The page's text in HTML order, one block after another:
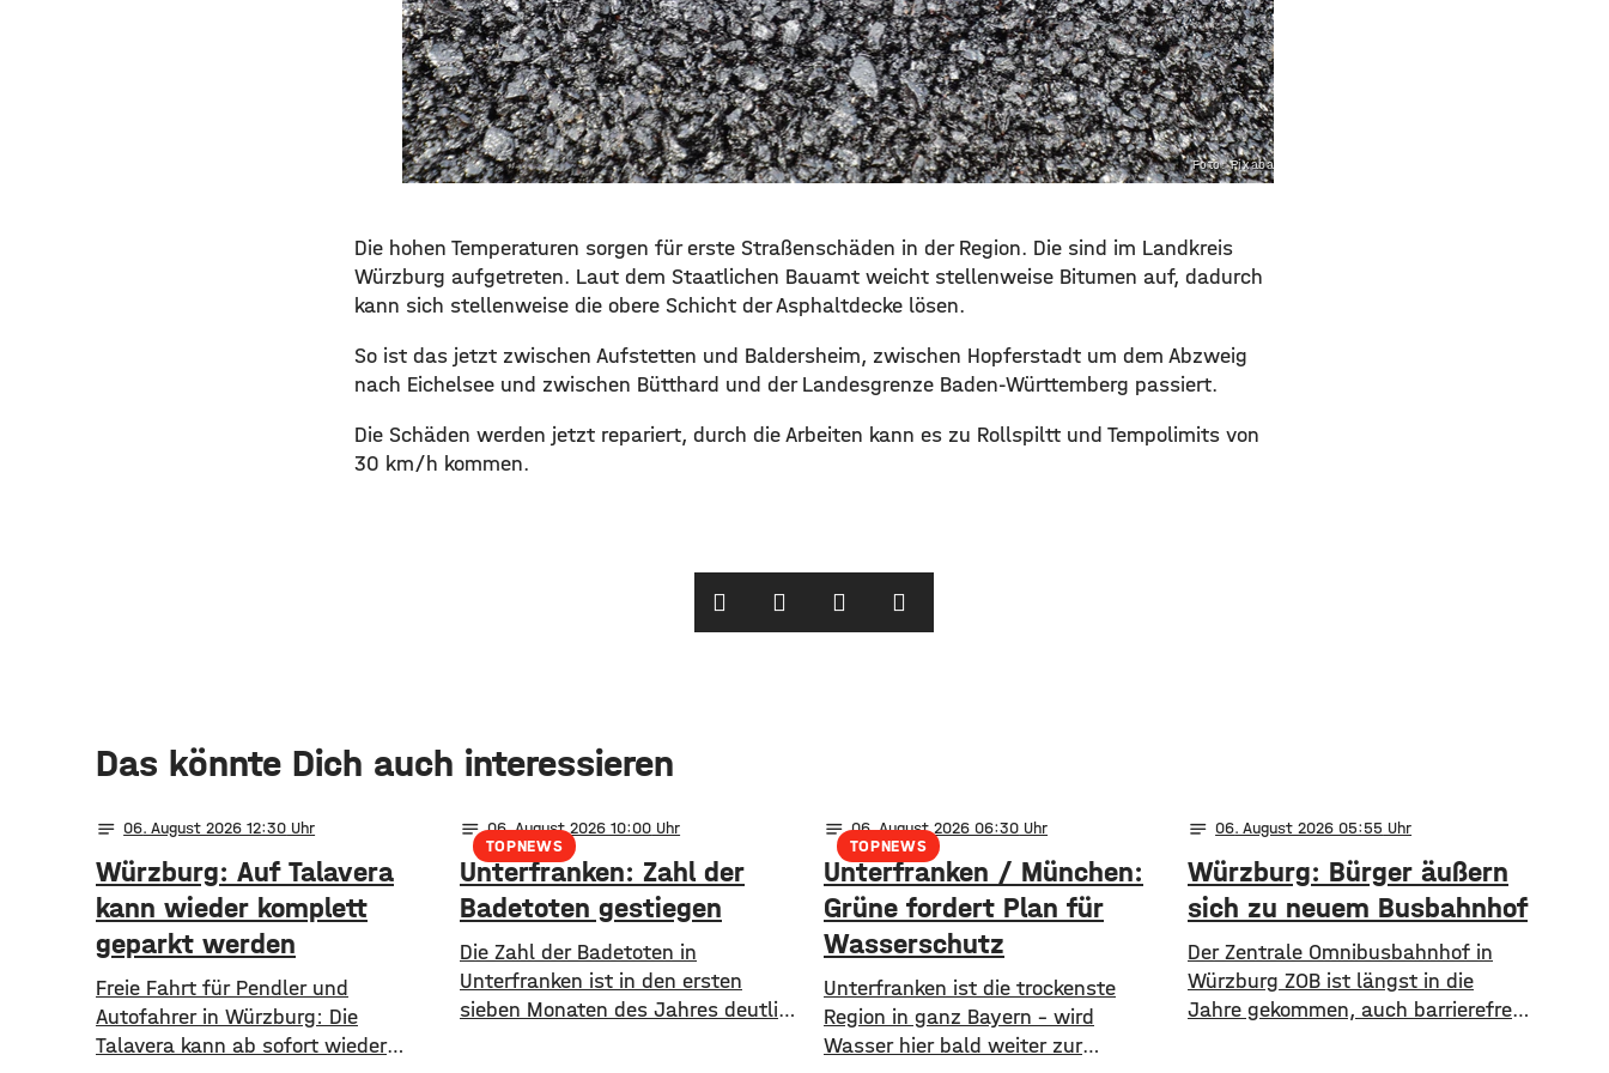
Foto: Pixabay.com
Die hohen Temperaturen sorgen für erste Straßenschäden in der Region. Die sind im Landkreis
Würzburg aufgetreten. Laut dem Staatlichen Bauamt weicht stellenweise Bitumen auf, dadurch
kann sich stellenweise die obere Schicht der Asphaltdecke lösen.
So ist das jetzt zwischen Aufstetten und Baldersheim, zwischen Hopferstadt um dem Abzweig
nach Eichelsee und zwischen Bütthard und der Landesgrenze Baden-Württemberg passiert.
Die Schäden werden jetzt repariert, durch die Arbeiten kann es zu Rollspiltt und Tempolimits von
30 km/h kommen.
Das könnte Dich auch interessieren
notes 06. August 2026 12:30
Würzburg: Auf Talavera
kann wieder komplett
geparkt werden
​​Freie Fahrt für Pendler und
Autofahrer in Würzburg: Die
Talavera kann ab sofort wieder
TOPNEWS
notes 06. August 2026 10:00
Unterfranken: Zahl der
Badetoten gestiegen
Die Zahl der Badetoten in
Unterfranken ist in den ersten
sieben Monaten des Jahres deutlich
TOPNEWS
notes 06. August 2026 06:30
Unterfranken / München:
Grüne fordert Plan für
Wasserschutz
​​Unterfranken ist die trockenste
Region in ganz Bayern – wird
Wasser hier bald weiter zur
notes 06. August 2026 05:55
Würzburg: Bürger äußern
sich zu neuem Busbahnhof
Der Zentrale Omnibusbahnhof in
Würzburg ZOB ist längst in die
Jahre gekommen, auch barrierefrei